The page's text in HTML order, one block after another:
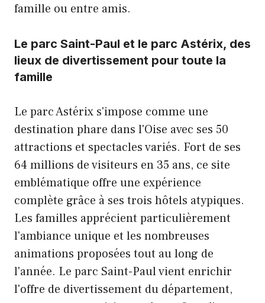
famille ou entre amis.
Le parc Saint-Paul et le parc Astérix, des
lieux de divertissement pour toute la
famille
Le parc Astérix s'impose comme une
destination phare dans l'Oise avec ses 50
attractions et spectacles variés. Fort de ses
64 millions de visiteurs en 35 ans, ce site
emblématique offre une expérience
complète grâce à ses trois hôtels atypiques.
Les familles apprécient particulièrement
l'ambiance unique et les nombreuses
animations proposées tout au long de
l'année. Le parc Saint-Paul vient enrichir
l'offre de divertissement du département,